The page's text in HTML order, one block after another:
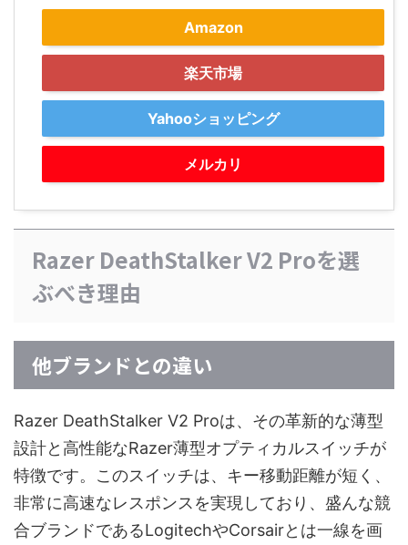
Amazon
楽天市場
Yahooショッピング
メルカリ
Razer DeathStalker V2 Proを選
ぶべき理由
他ブランドとの違い
Razer DeathStalker V2 Proは、その革新的な薄型
設計と高性能なRazer薄型オプティカルスイッチが
特徴です。このスイッチは、キー移動距離が短く、
非常に高速なレスポンスを実現しており、盛んな競
合ブランドであるLogitechやCorsairとは一線を画